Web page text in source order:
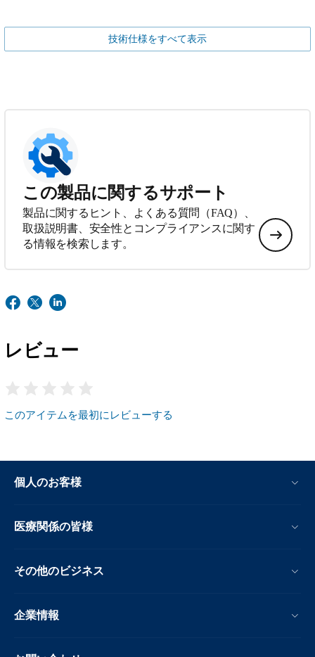
技術仕様をすべて表示
この製品に関するサポート
製品に関するヒント、よくある質問（FAQ）、
取扱説明書、安全性とコンプライアンスに関す
る情報を検索します。
レビュー
このアイテムを最初にレビューする
個人のお客様
医療関係の皆様
その他のビジネス
企業情報